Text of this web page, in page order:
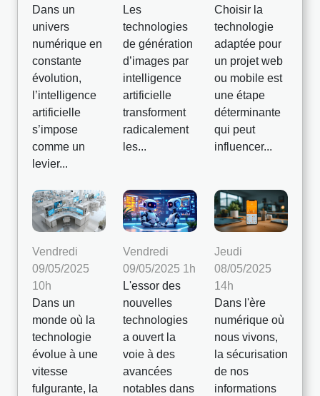
Dans un
univers
numérique en
constante
évolution,
l’intelligence
artificielle
s’impose
comme un
levier...
Les
technologies
de génération
d’images par
intelligence
artificielle
transforment
radicalement
les...
Choisir la
technologie
adaptée pour
un projet web
ou mobile est
une étape
déterminante
qui peut
influencer...
Vendredi
09/05/2025
10h
Dans un
monde où la
technologie
évolue à une
vitesse
fulgurante, la
Vendredi
09/05/2025 1h
L'essor des
nouvelles
technologies
a ouvert la
voie à des
avancées
notables dans
Jeudi
08/05/2025
14h
Dans l'ère
numérique où
nous vivons,
la sécurisation
de nos
informations